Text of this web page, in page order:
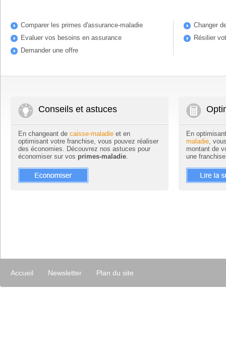
Comparer les primes d'assurance-maladie
Evaluer vos besoins en assurance
Demander une offre
Changer
Résilier
Conseils et astuces
En changeant de caisse-maladie et en
optimisant votre franchise, vous pouvez réaliser
des économies. Découvrez nos astuces pour
économiser sur vos primes-maladie.
En
maladie,
montant de
une
Accueil Newsletter Plan du site